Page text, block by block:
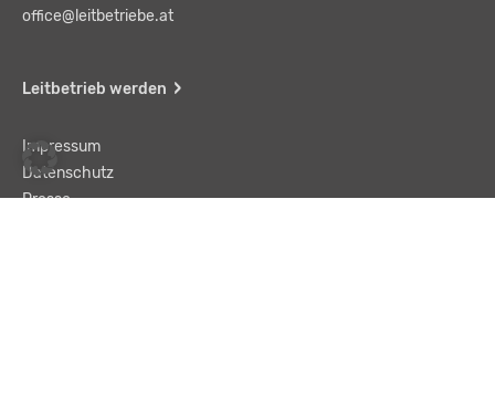
office@leitbetriebe.at
Leitbetrieb werden
Impressum
Datenschutz
Presse